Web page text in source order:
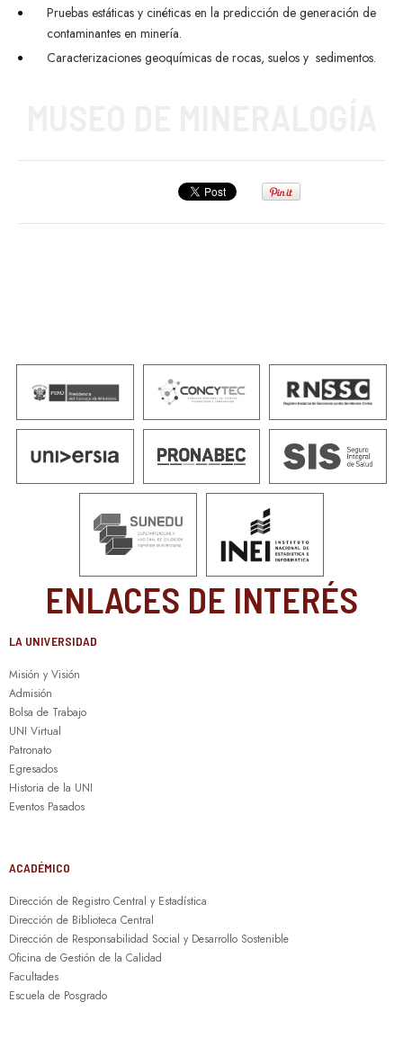
Pruebas estáticas y cinéticas en la predicción de generación de
contaminantes en minería.
Caracterizaciones geoquímicas de rocas, suelos y sedimentos.
ENLACES DE INTERÉS
LA UNIVERSIDAD
Misión y Visión
Admisión
Bolsa de Trabajo
UNI Virtual
Patronato
Egresados
Historia de la UNI
Eventos Pasados
ACADÉMICO
Dirección de Registro Central y Estadística
Dirección de Biblioteca Central
Dirección de Responsabilidad Social y Desarrollo Sostenible
Oficina de Gestión de la Calidad
Facultades
Escuela de Posgrado